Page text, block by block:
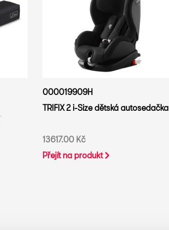
000019909H
TRIFIX 2 i-Size dětská autosedačka
13617.00 Kč
Přejít na produkt